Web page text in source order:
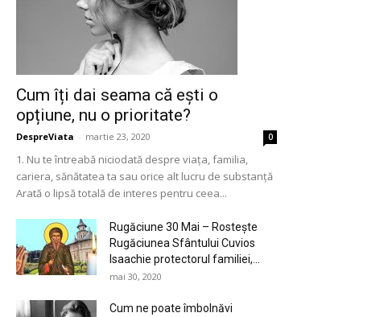
Cum îți dai seama că ești o
opțiune, nu o prioritate?
DespreViata - martie 23, 2020 0
1. Nu te întreabă niciodată despre viața, familia,
cariera, sănătatea ta sau orice alt lucru de substanță
Arată o lipsă totală de interes pentru ceea...
Rugăciune 30 Mai – Rostește
Rugăciunea Sfântului Cuvios
Isaachie protectorul familiei,...
mai 30, 2020
Cum ne poate îmbolnăvi